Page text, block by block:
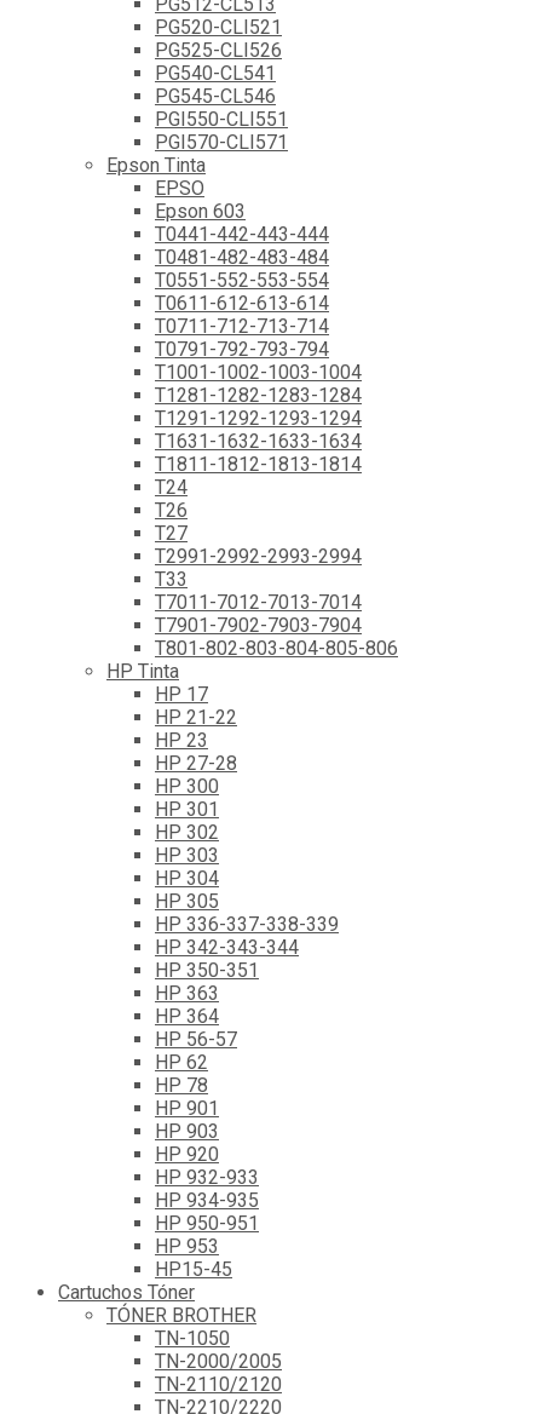
PG520-CLI521
PG525-CLI526
PG540-CL541
PG545-CL546
PGI550-CLI551
PGI570-CLI571
Epson Tinta
EPSO
Epson 603
T0441-442-443-444
T0481-482-483-484
T0551-552-553-554
T0611-612-613-614
T0711-712-713-714
T0791-792-793-794
T1001-1002-1003-1004
T1281-1282-1283-1284
T1291-1292-1293-1294
T1631-1632-1633-1634
T1811-1812-1813-1814
T24
T26
T27
T2991-2992-2993-2994
T33
T7011-7012-7013-7014
T7901-7902-7903-7904
T801-802-803-804-805-806
HP Tinta
HP 17
HP 21-22
HP 23
HP 27-28
HP 300
HP 301
HP 302
HP 303
HP 304
HP 305
HP 336-337-338-339
HP 342-343-344
HP 350-351
HP 363
HP 364
HP 56-57
HP 62
HP 78
HP 901
HP 903
HP 920
HP 932-933
HP 934-935
HP 950-951
HP 953
HP15-45
Cartuchos Tóner
TÓNER BROTHER
TN-1050
TN-2000/2005
TN-2110/2120
TN-2210/2220